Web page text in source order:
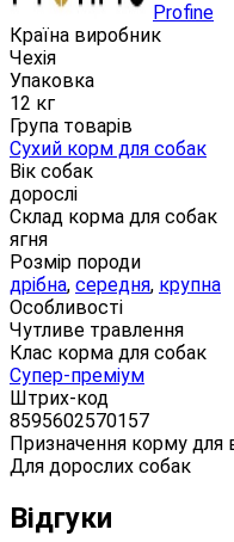
Profine
Країна виробник
Чехія
Упаковка
12 кг
Група товарів
Сухий корм для собак
Вік собак
дорослі
Склад корма для собак
ягня
Розмір породи
дрібна, середня, крупна
Особливості
Чутливе травлення
Клас корма для собак
Супер-преміум
Штрих-код
8595602570157
Призначення корму для
Для дорослих собак
Відгуки